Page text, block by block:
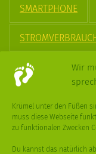
Wir
Krümel unter den Füßen
muss diese Webseite
zu funktionalen Zwecken
Du kannst das natürlich
SMARTPHONE
TREND